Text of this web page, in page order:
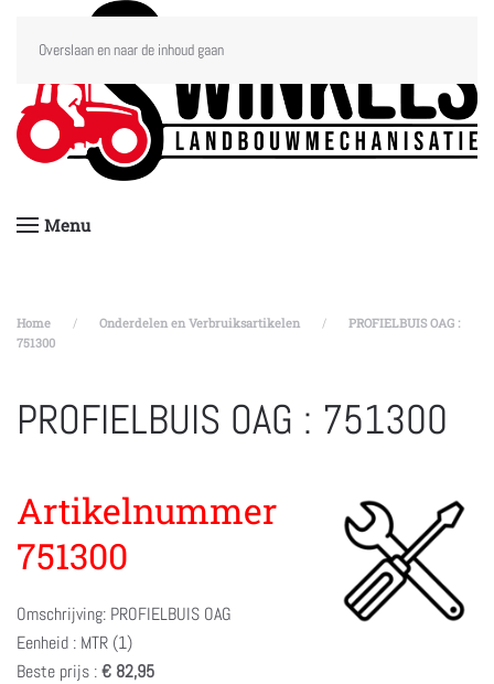
Overslaan en naar de inhoud gaan
Menu
Home Onderdelen en Verbruiksartikelen
PROFIELBUIS OAG :
751300
PROFIELBUIS OAG : 751300
Artikelnummer
751300
Omschrijving: PROFIELBUIS OAG
Eenheid : MTR (1)
Beste prijs :€ 82,95